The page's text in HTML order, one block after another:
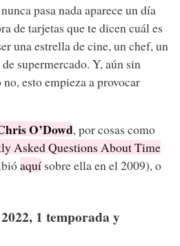
pasa nada aparece un día
de tarjetas que te dicen cuál es
una estrella de cine, un chef, un
supermercado. Y, aún sin
esto empieza a provocar
O’Dowd, por cosas como
Asked Questions About Time
aquí sobre ella en el 2009), o
1 temporada y